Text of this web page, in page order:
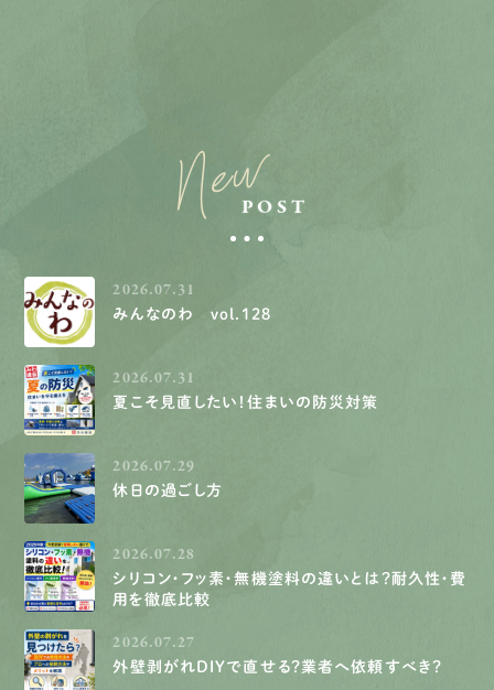
NewPOST
2026.07.31
みんなのわ vol.128
2026.07.31
夏こそ見直したい！住まいの防災対策
2026.07.29
休日の過ごし方
2026.07.28
シリコン・フッ素・無機塗料の違いとは？耐久性・費
用を徹底比較
2026.07.27
外壁剥がれDIYで直せる？業者へ依頼すべき？